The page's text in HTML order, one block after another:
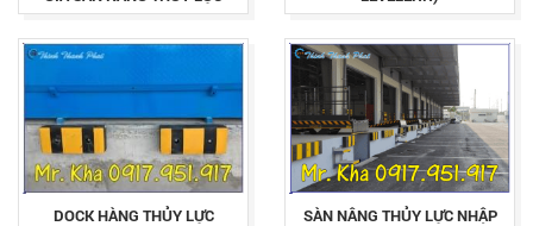
MỚI NHẤT HIỆN NAY
DOCK HÀNG THỦY LỰC
SÀN NÂNG THỦY LỰC NHẬP